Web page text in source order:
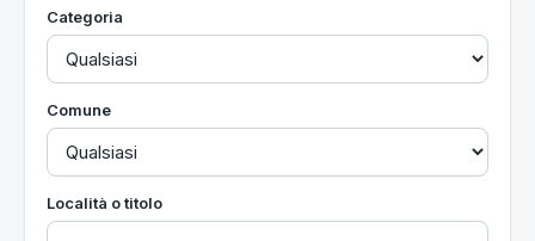
Utilità
Categoria
Comune
Località o titolo